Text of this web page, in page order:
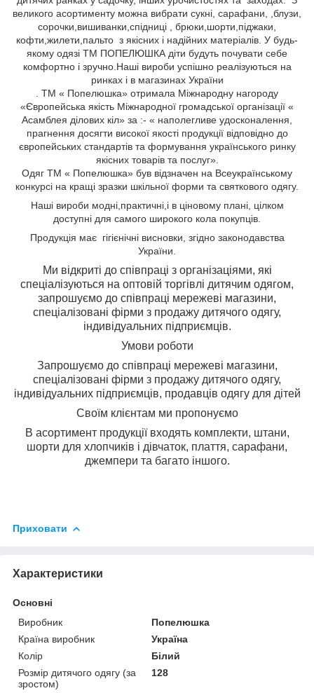
великого асортименту можна вибрати сукні, сарафани,
,блузи,
сорочки,вишиванки,спідниці
, брюки,шорти,піджаки,
кофти,жилети,пальто з якісних і надійних матеріалів. У будь-
якому одязі ТМ ПОПЕЛЮШКА діти будуть почувати себе
комфортно і зручно.Наші вироби успішно реалізуються на
ринках і в магазинах України
. ТМ « Попелюшка» отримала Міжнародну нагороду
«Європейська якість Міжнародної громадської організації «
Асамблея ділових кіл» за :- « наполегливе удосконалення,
прагнення досягти високої якості продукції відповідно до
європейських стандартів та формування українського ринку
якісних товарів та послуг».
Одяг ТМ « Попелюшка» був відзначен на Всеукраїнському
конкурсі на кращі зразки шкільної форми та святкового одягу.
Наші вироби модні, практичні, ів ціновому плані, цілком
доступні для самого широкого кола покупців.
Продукція має гігієнічні висновки, згідно законодавства
України.
Ми відкриті до співпраці з організаціями, які
спеціалізуються на оптовій торгівлі дитячим одягом,
запрошуємо до співпраці мережеві магазини,
спеціалізовані фірми з продажу дитячого одягу,
індивідуальних підприємців.
Умови роботи
Запрошуємо до співпраці мережеві магазини,
спеціалізовані фірми з продажу дитячого одягу,
індивідуальних підприємців, продавців одягу для дітей
Своїм клієнтам ми пропонуємо
В асортимент продукції входять комплекти, штани,
шорти для хлопчиків і дівчаток, плаття, сарафани,
джемпери та багато іншого.
Приховати
Характеристики
Основні
Виробник
Попелюшка
Країна виробник
Україна
Колір
Білий
Розмір дитячого одягу (за
зростом)
128